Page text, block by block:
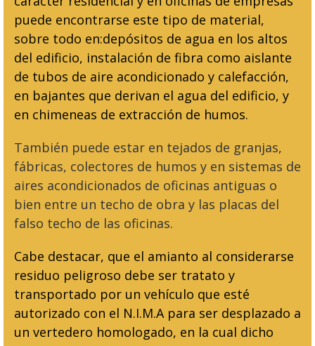
puede encontrarse este tipo de material,
sobre todo en:depósitos de agua en los altos
del edificio, instalación de fibra como aislante
de tubos de aire acondicionado y calefacción,
en bajantes que derivan el agua del edificio, y
en chimeneas de extracción de humos.
También puede estar en tejados de granjas,
fábricas, colectores de humos y en sistemas de
aires acondicionados de oficinas antiguas o
bien entre un techo de obra y las placas del
falso techo de las oficinas.
Cabe destacar, que el amianto al considerarse
residuo peligroso debe ser tratato y
transportado por un vehículo que esté
autorizado con el N.I.M.A para ser desplazado a
un vertedero homologado, en la cual dicho